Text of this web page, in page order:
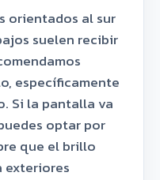
orientados al sur
suelen recibir
específicamente
Si la pantalla va
optar por
que el brillo
exteriores